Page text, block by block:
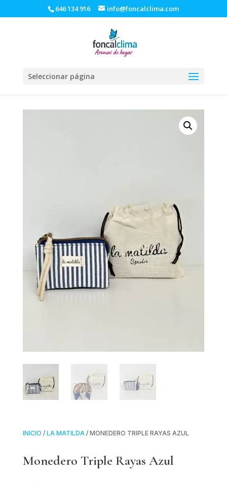
646 134 916 info@foncalclima.com
Seleccionar página
INICIO / LA MATILDA/ MONEDERO TRIPLE RAYAS AZUL
Monedero Triple Rayas Azul